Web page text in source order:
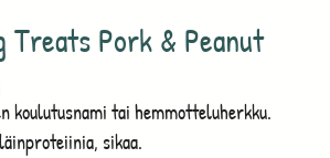
Treats Pork & Peanut
koulutusnami tai hemmotteluherkku.
sikaa.